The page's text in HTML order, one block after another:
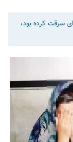
از مغازه‌ای سرقت کرده بود،